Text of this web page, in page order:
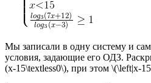
Мы записали в одну систему и
условия, задающие его ОДЗ.
(x-15\textless0\), при этом \(\left|x-